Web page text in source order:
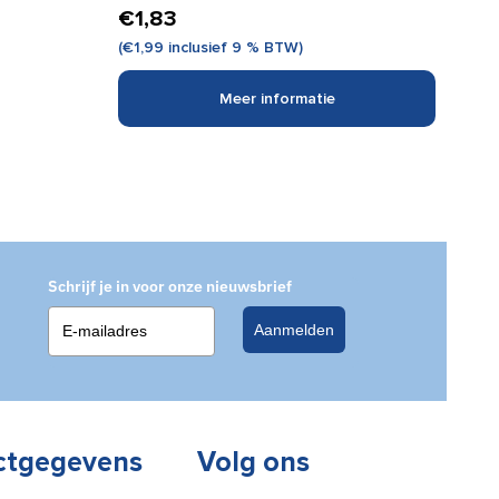
€1,83
(€1,99 inclusief 9 % BTW)
Meer informatie
Schrijf je in voor onze nieuwsbrief
Aanmelden
Volg ons